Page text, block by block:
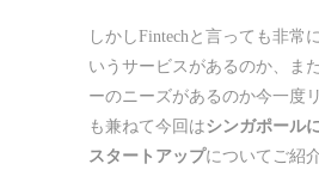
しかしFintechと言っても非常
いうサービスがあるのか、ま
ーのニーズがあるのか今一度
も兼ねて今回はシンガポール
スタートアップについてご紹